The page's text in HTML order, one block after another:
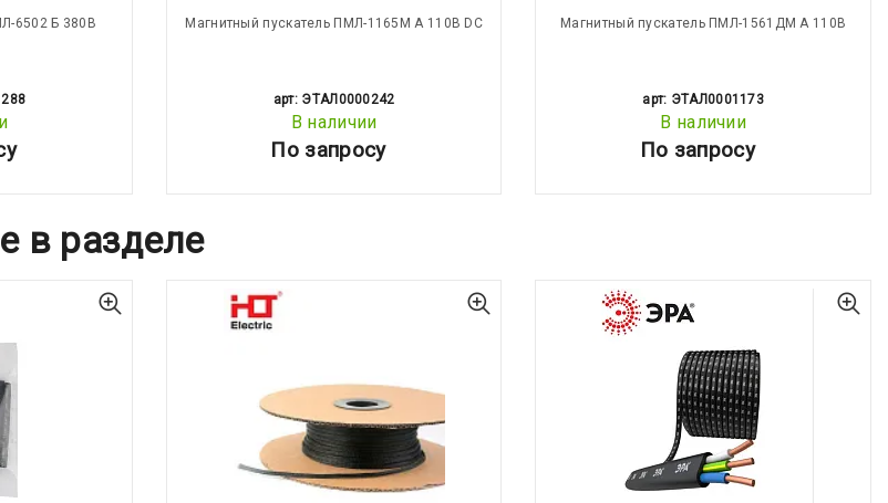
6502 Б 380В Магнитный пускатель ПМЛ-1165М А 110В DC
арт: ЭТАЛ0000242
В наличии
По запросу
Магнитный пускатель ПМЛ-1561ДМ А 110В
арт: ЭТАЛ0001173
В наличии
По запросу
в разделе